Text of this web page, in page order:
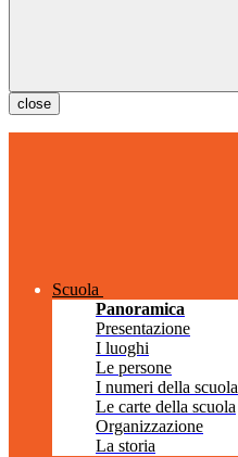
close
Scuola
Panoramica
Presentazione
I luoghi
Le persone
I numeri della scuola
Le carte della scuola
Organizzazione
La storia